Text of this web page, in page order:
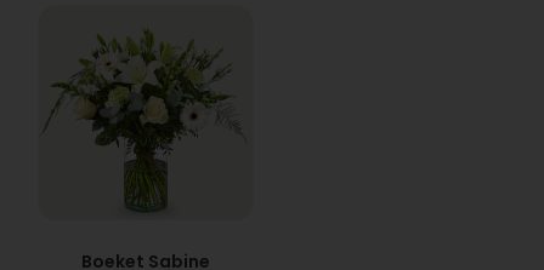
Boeket Sabine